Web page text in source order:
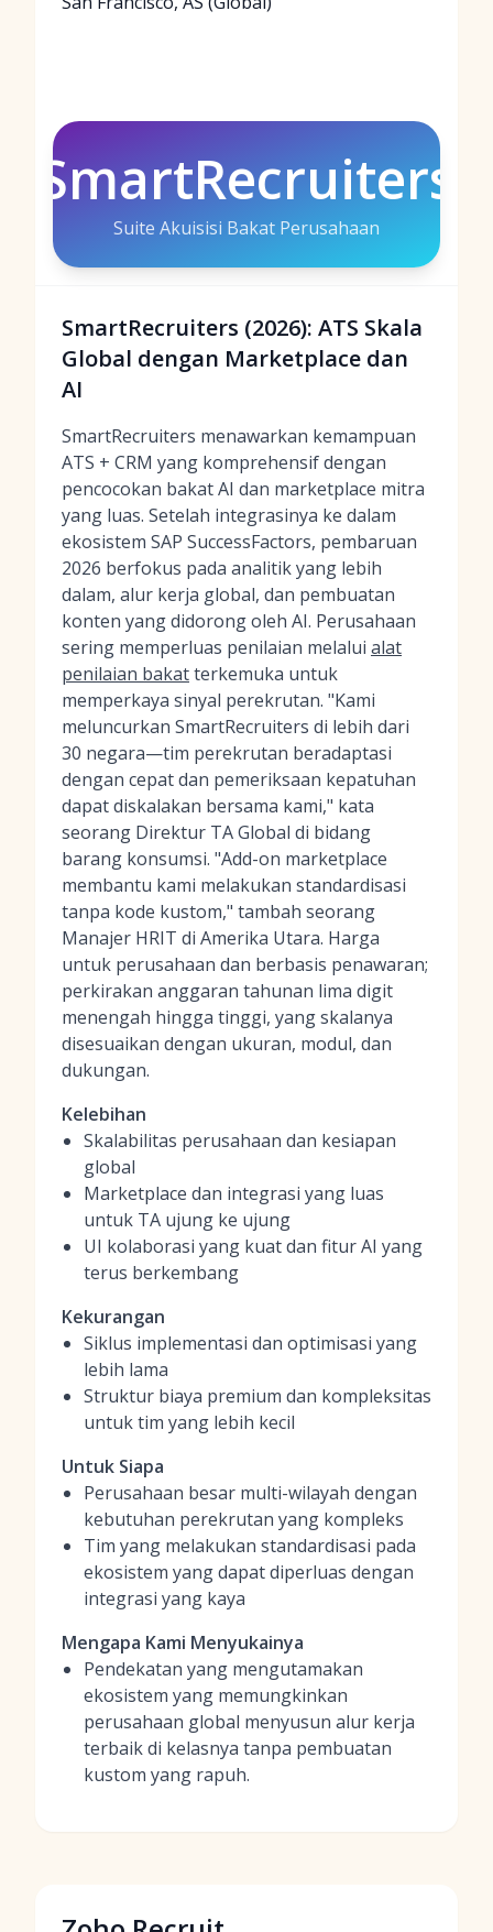
SmartRecruiters
Suite Akuisisi Bakat Perusahaan
SmartRecruiters (2026): ATS Skala
Global dengan Marketplace dan
AI
SmartRecruiters menawarkan kemampuan
ATS + CRM yang komprehensif dengan
pencocokan bakat AI dan marketplace mitra
yang luas. Setelah integrasinya ke dalam
ekosistem SAP SuccessFactors, pembaruan
2026 berfokus pada analitik yang lebih
dalam, alur kerja global, dan pembuatan
konten yang didorong oleh AI. Perusahaan
sering memperluas penilaian melalui alat
penilaian bakatterkemuka untuk
memperkaya sinyal perekrutan. "Kami
meluncurkan SmartRecruiters di lebih dari
30 negara—tim perekrutan beradaptasi
dengan cepat dan pemeriksaan kepatuhan
dapat diskalakan bersama kami," kata
seorang Direktur TA Global di bidang
barang konsumsi. "Add-on marketplace
membantu kami melakukan standardisasi
tanpa kode kustom," tambah seorang
Manajer HRIT di Amerika Utara. Harga
untuk perusahaan dan berbasis penawaran;
perkirakan anggaran tahunan lima digit
menengah hingga tinggi, yang skalanya
disesuaikan dengan ukuran, modul, dan
dukungan.
Kelebihan
Skalabilitas perusahaan dan kesiapan
global
Marketplace dan integrasi yang luas
untuk TA ujung ke ujung
UI kolaborasi yang kuat dan fitur AI yang
terus berkembang
Kekurangan
Siklus implementasi dan optimisasi yang
lebih lama
Struktur biaya premium dan kompleksitas
untuk tim yang lebih kecil
Untuk Siapa
Perusahaan besar multi-wilayah dengan
kebutuhan perekrutan yang kompleks
Tim yang melakukan standardisasi pada
ekosistem yang dapat diperluas dengan
integrasi yang kaya
Mengapa Kami Menyukainya
Pendekatan yang mengutamakan
ekosistem yang memungkinkan
perusahaan global menyusun alur kerja
terbaik di kelasnya tanpa pembuatan
kustom yang rapuh.